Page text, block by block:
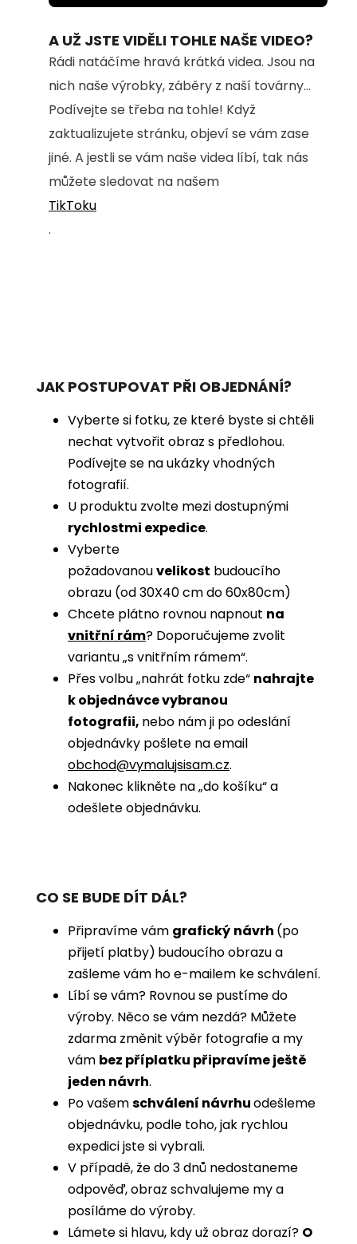
35.86%
A UŽ JSTE VIDĚLI TOHLE NAŠE VIDEO?
Rádi natáčíme hravá krátká videa. Jsou na
nich naše výrobky, záběry z naší továrny...
Podívejte se třeba na tohle! Když
zaktualizujete stránku, objeví se vám zase
jiné. A jestli se vám naše videa líbí, tak nás
můžete sledovat na našem
TikToku
.
JAK POSTUPOVAT PŘI OBJEDNÁNÍ?
Vyberte si fotku, ze které byste si chtěli
nechat vytvořit obraz s předlohou.
Podívejte se na ukázky vhodných
fotografií.
U produktu zvolte mezi dostupnými
rychlostmi expedice.
Vyberte
požadovanouvelikost budoucího
obrazu (od 30X40 cm do 60x80cm)
Chcete plátno rovnou napnout na
vnitřní rám? Doporučujeme zvolit
variantu „s vnitřním rámem“.
Přes volbu „nahrát fotku zde“ nahrajte
k objednávce vybranou
fotografii, nebo nám ji po odeslání
objednávky pošlete na email
obchod@vymalujsisam.cz.
Nakonec klikněte na „do košíku“ a
odešlete objednávku.
CO SE BUDE DÍT DÁL?
Připravíme vám grafický návrh (po
přijetí platby) budoucího obrazu a
zašleme vám ho e-mailem ke schválení.
Líbí se vám? Rovnou se pustíme do
výroby. Něco se vám nezdá? Můžete
zdarma změnit výběr fotografie a my
vám bez příplatku připravíme ještě
jeden návrh.
Po vašemschválení návrhuodešleme
objednávku, podle toho, jak rychlou
expedici jste si vybrali.
V případě, že do 3 dnů nedostaneme
odpověď, obraz schvalujeme my a
posíláme do výroby.
Lámete si hlavu, kdy už obraz dorazí? O